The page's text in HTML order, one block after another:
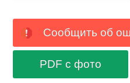
Сообщить об
PDF с фото